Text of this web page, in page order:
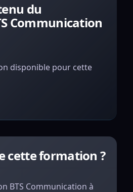
du
Communication
disponible pour cette
cette formation ?
BTS Communication à